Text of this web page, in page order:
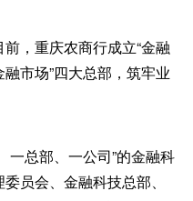
，重庆农商行成立“金融
市场”四大总部，筑牢业
一总部、一公司”的金融科
员会、金融科技总部、